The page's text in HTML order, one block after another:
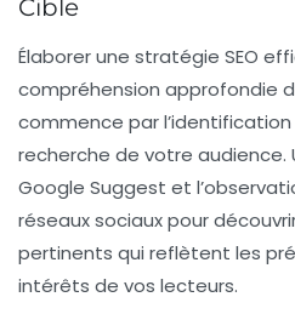
Cible
Élaborer une stratégie SEO
compréhension approfondie
commence par l’identification
recherche de votre audience.
Google Suggest et
réseaux sociaux pour
pertinents qui reflètent les
intérêts de vos lecteurs.